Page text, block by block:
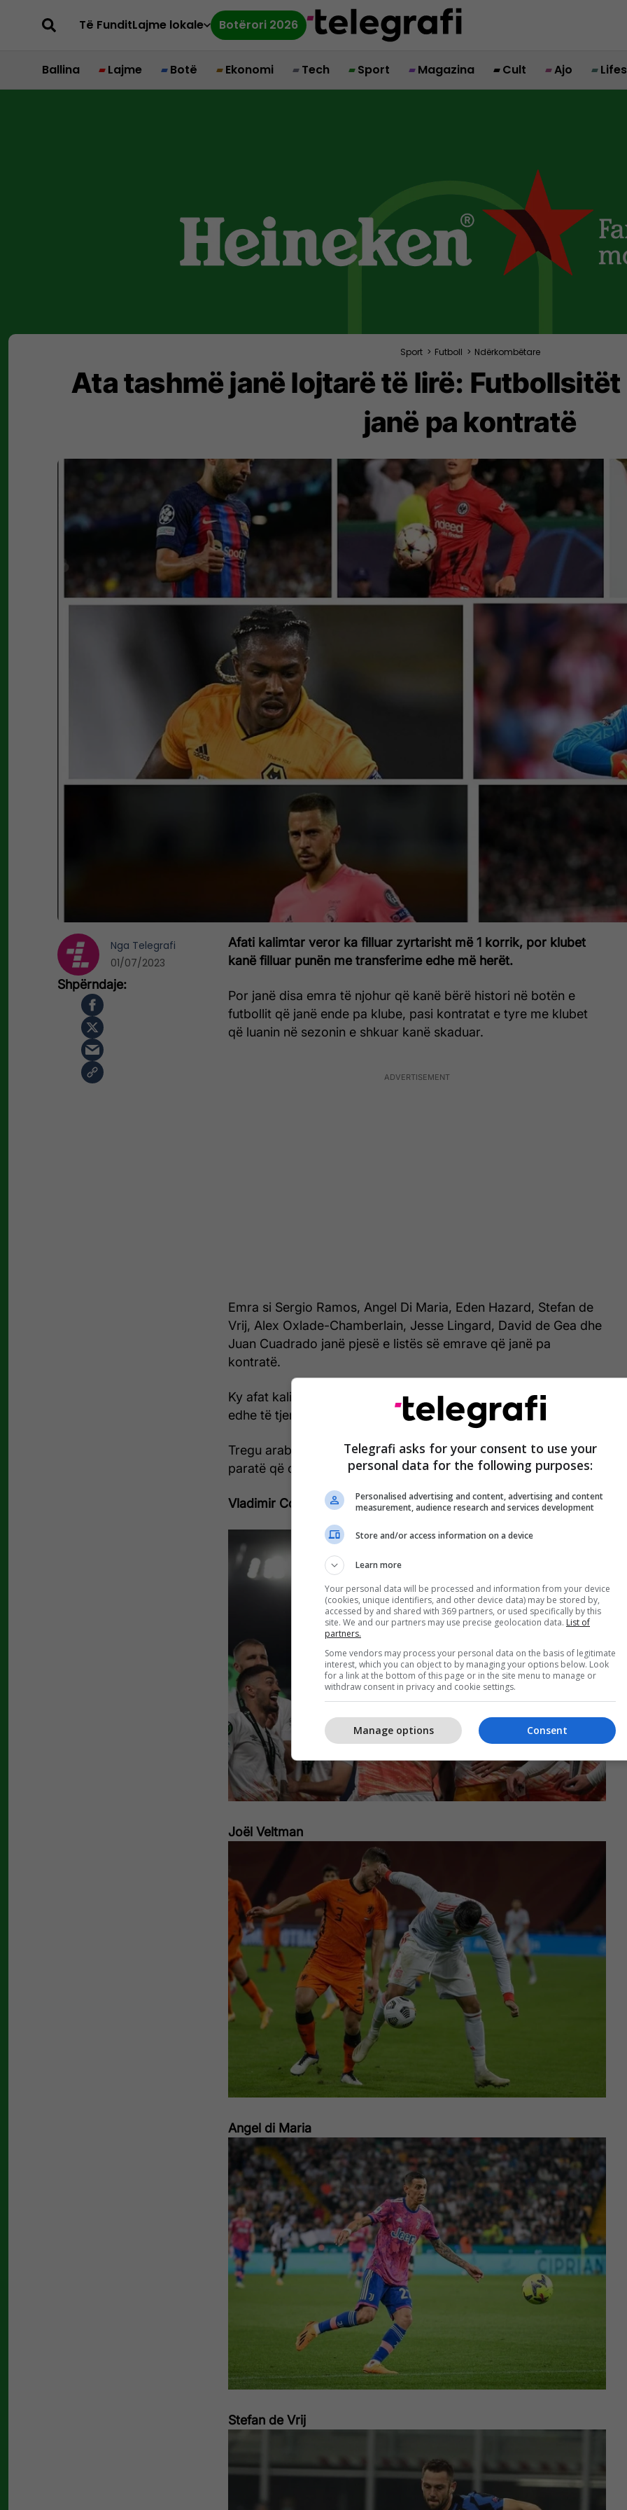
Të FunditLajme lokale Botërori 2026
Ballina Lajme Botë Ekonomi Tech Sport Magazina Cult Ajo
Sport > Futboll > Ndërkombëtare
Ata tashmë janë lojtarë të lirë:
janë pa kontratë
Afati kalimtar veror ka filluar zyrtarisht më 1 korrik, por klubet
kanë filluar punën me transferime edhe më herët.
Por janë disa emra të njohur që kanë bërë histori në botën e
futbollit që janë ende pa klube, pasi kontratat e tyre me klubet
që luanin në sezonin e shkuar kanë skaduar.
Emra si Sergio Ramos, Angel Di Maria, Eden Hazard, Stefan de
Vrij, Alex Oxlade-Chamberlain, Jesse Lingard, David de Gea dhe
Juan Cuadrado janë pjesë e listës së emrave që janë pa
kontratë.
Ky afat kalimtar pritet të jetë shumë i nxehtë për këta emra, por
edhe të tjerë që janë pjesë e listës.
Tregu arab për shumë prej tyre pritet të jetë një oazë, pasi që
paratë që ofrojnë janë shumë të mëdha.
Vladimir Coufal
Joël Veltman
Angel di Maria
Stefan de Vrij
Nga Telegrafi
01/07/2023
Telegrafi asks for your consent to use your
personal data for the following purposes:
Personalised advertising and content, advertising and content
measurement, audience research and services development
Store and/or access information on a device
Learn more
Your personal data will be processed and information from your device
(cookies, unique identifiers, and other device data) may be stored by,
accessed by and shared with 369 partners, or used specifically by this
site. We and our partners may use precise geolocation data. List of
partners.
Some vendors may process your personal data on the basis of legitimate
interest, which you can object to by managing your options below. Look
for a link at the bottom of this page or in the site menu to manage or
withdraw consent in privacy and cookie settings.
Consent
Manage options